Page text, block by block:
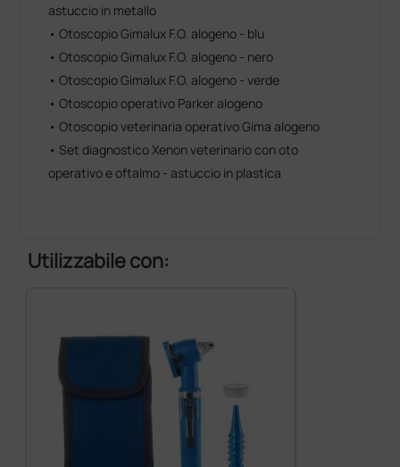
astuccio in metallo
• Otoscopio Gimalux F.O. alogeno - blu
• Otoscopio Gimalux F.O. alogeno - nero
• Otoscopio Gimalux F.O. alogeno - verde
• Otoscopio operativo Parker alogeno
• Otoscopio veterinaria operativo Gima alogeno
• Set diagnostico Xenon veterinario con oto
operativo e oftalmo - astuccio in plastica
Utilizzabile con: